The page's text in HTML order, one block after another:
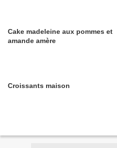
Cake madeleine aux pommes et
amande amère
Croissants maison